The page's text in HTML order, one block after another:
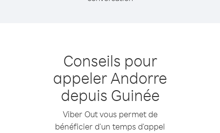
Conseils pour
appeler Andorre
depuis Guinée
Viber Out vous permet de
bénéficier d'un temps d'appel